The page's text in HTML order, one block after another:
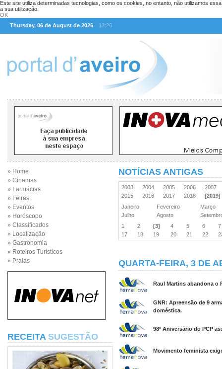
Este site utiliza determinadas tecnologias, como os cookies, no entanto, não utilizamos
a sua utilização.
OK
Thursday, 06 de August de 2026
13:26
» Home
» Cinemas
» Farmácias
» Feiras
» Eventos
» Horóscopo
» Classificados
» Localização
» Gastronomia
» Roteiros Turísticos
» Praias
RECEITA SUGESTÃO
NOTÍCIAS ANTIGAS
2003 2004 2005 2006
2007
2015
2016 2017 2018
[2019]
Janeiro
Fevereiro
Março
Julho
Agosto
1
2 [3] 4 5 6
17
18 19 20 21 22
QUARTA-FEIRA, 3 DE
Raul Martins abandona o
GNR: Apreensão de 9
doméstica.
98º Aniversário do PCP
Movimento feminista